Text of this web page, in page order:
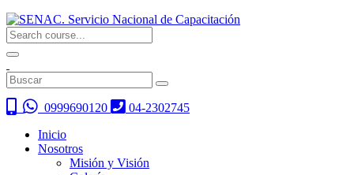
0999690120
04-2302745
Inicio
Nosotros
Misión y Visión